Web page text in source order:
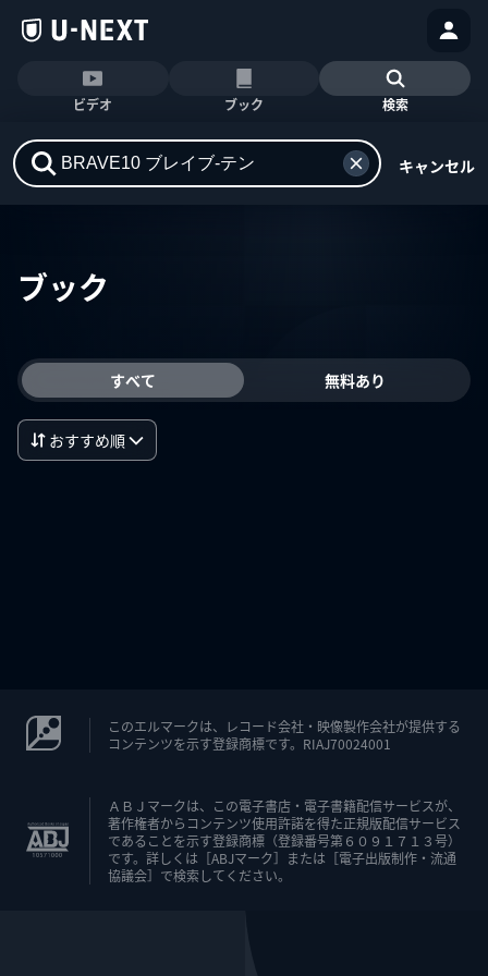
ビデオ ブック 検索
キャンセル
ブック
すべて 無料あり
おすすめ順
このエルマークは、レコード会社・映像製作会社が提供する
コンテンツを示す登録商標です。RIAJ70024001
ＡＢＪマークは、この電子書店・電子書籍配信サービスが、
著作権者からコンテンツ使用許諾を得た正規版配信サービス
であることを示す登録商標（登録番号第６０９１７１３号）
です。詳しくは［ABJマーク］または［電子出版制作・流通
協議会］で検索してください。